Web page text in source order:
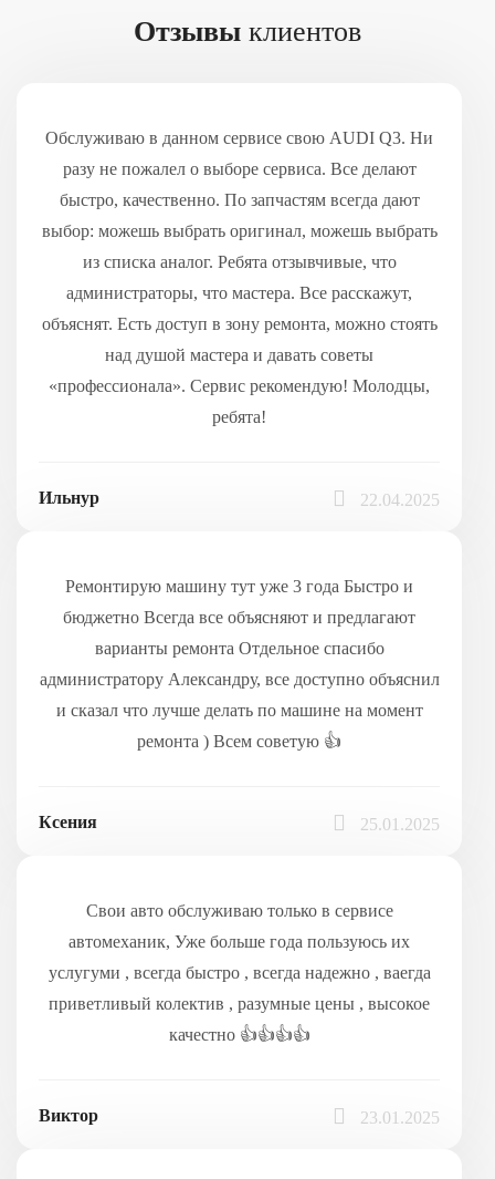
Отзывы клиентов
Обслуживаю в данном сервисе свою AUDI Q3. Ни
разу не пожалел о выборе сервиса. Все делают
быстро, качественно. По запчастям всегда дают
выбор: можешь выбрать оригинал, можешь выбрать
из списка аналог. Ребята отзывчивые, что
администраторы, что мастера. Все расскажут,
объяснят. Есть доступ в зону ремонта, можно стоять
над душой мастера и давать советы
«профессионала». Сервис рекомендую! Молодцы,
ребята!
Ильнур 22.04.2025
Ремонтирую машину тут уже 3 года Быстро и
бюджетно Всегда все объясняют и предлагают
варианты ремонта Отдельное спасибо
администратору Александру, все доступно объяснил
и сказал что лучше делать по машине на момент
ремонта ) Всем советую 👍
Ксения 25.01.2025
Свои авто обслуживаю только в сервисе
автомеханик, Уже больше года пользуюсь их
услугуми , всегда быстро , всегда надежно , ваегда
приветливый колектив , разумные цены , высокое
качестно 👍👍👍👍
Виктор 23.01.2025